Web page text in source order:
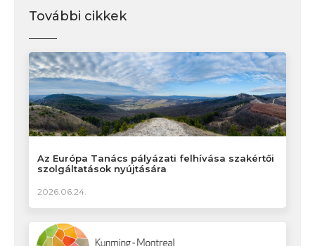
További cikkek
Az Európa Tanács pályázati felhívása szakértői
szolgáltatások nyújtására
2026.06.24.